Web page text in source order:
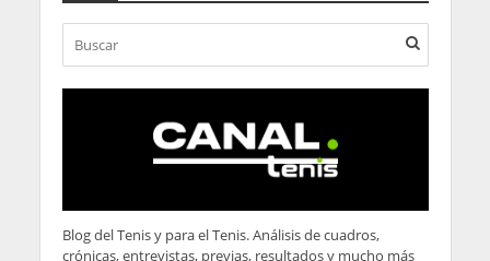
Blog del Tenis y para el Tenis. Análisis de cuadros,
crónicas, entrevistas, previas, resultados y mucho más